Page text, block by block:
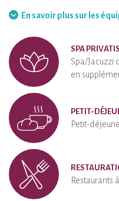
En savoir plus sur les
SPA
Spa/Jacuzzi
en
PETIT-
Petit-
Restaurants